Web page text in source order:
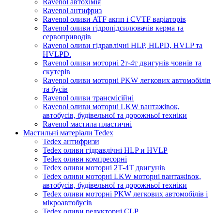
Ravenol автохімія
Ravenol антифриз
Ravenol оливи ATF акпп і CVTF варіаторів
Ravenol оливи гідропідсилювачів керма та
сервоприводів
Ravenol оливи гідравлічні HLP, HLPD, HVLP та
HVLPD.
Ravenol оливи моторні 2т-4т двигунів човнів та
скутерів
Ravenol оливи моторні PKW легкових автомобілів
та бусів
Ravenol оливи трансмісійні
Ravenol оливи моторні LKW вантажівок,
автобусів, будівельної та дорожньої техніки
Ravenol мастила пластичні
Мастильні матеріали Tedex
Tedex антифризи
Tedex оливи гідравлічні HLP и HVLP
Tedex оливи компресорні
Tedex оливи моторні 2Т-4Т двигунів
Tedex оливи моторні LKW моторні вантажівок,
автобусів, будівельної та дорожньої техніки
Tedex оливи моторні PKW легкових автомобілів і
мікроавтобусів
Tedex оливи редукторні CLP